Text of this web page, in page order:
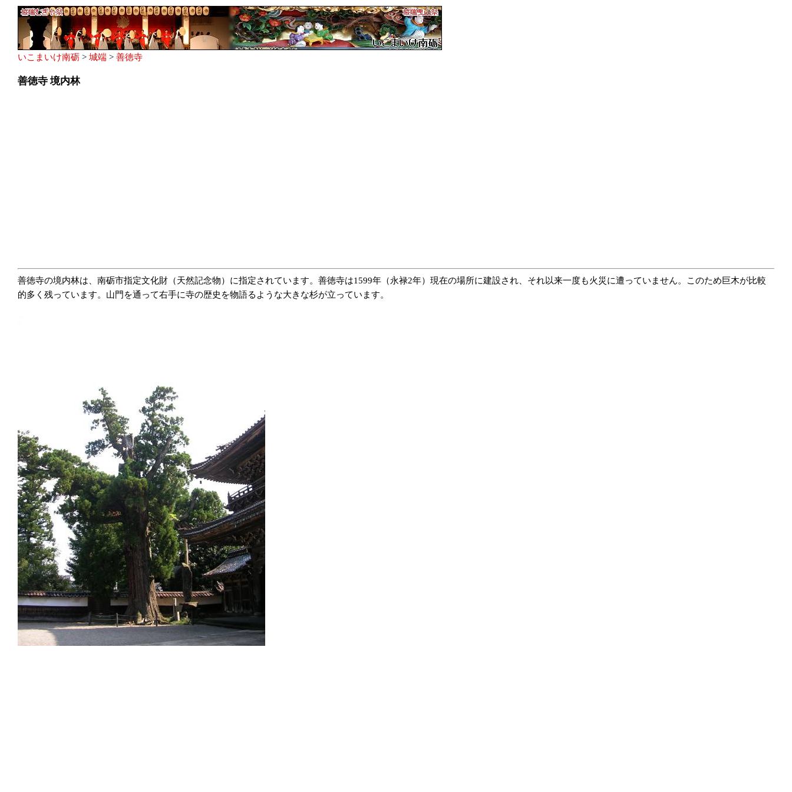
いこまいけ南砺 > 城端 > 善徳寺
善徳寺 境内林
善徳寺の境内林は、南砺市指定文化財（天然記念物）に指定されています。善徳寺は1599年（永禄2年）現在の場所に建設され、それ以来一度も火災に遭っていません。このため巨木が比較
的多く残っています。山門を通って右手に寺の歴史を物語るような大きな杉が立っています。